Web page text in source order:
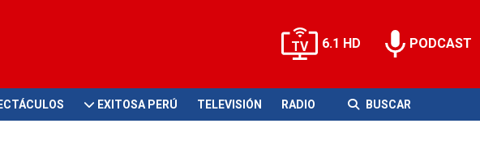
6.1 HD PODCAST
EXITOSA PERÚ TELEVISIÓN RADIO BUSCAR